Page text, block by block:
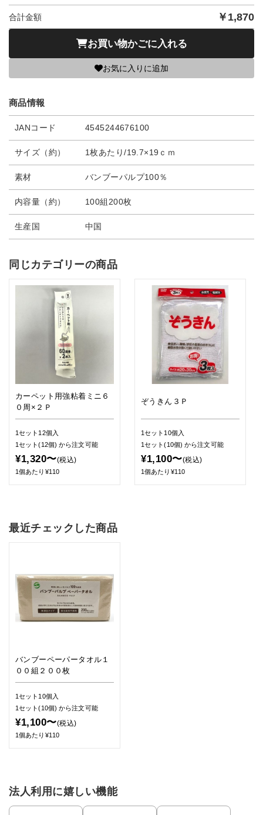
合計金額 ￥ 1,870
お買い物かごに入れる
お気に入りに追加
商品情報
JANコード 4545244676100
サイズ（約） 1枚あたり/19.7×19ｃｍ
素材 バンブーパルプ100％
内容量（約） 100組200枚
生産国 中国
同じカテゴリーの商品
カーペット用強粘着ミニ６
０周×２Ｐ
1セット12個入
1セット(12個)から注文可能
¥1,320〜(税込)
1個あたり¥110
ぞうきん３Ｐ
1セット10個入
1セット(10個)から注文可能
¥1,100〜(税込)
1個あたり¥110
最近チェックした商品
バンブーペーパータオル１
００組２００枚
1セット10個入
1セット(10個)から注文可能
¥1,100〜(税込)
1個あたり¥110
法人利用に嬉しい機能